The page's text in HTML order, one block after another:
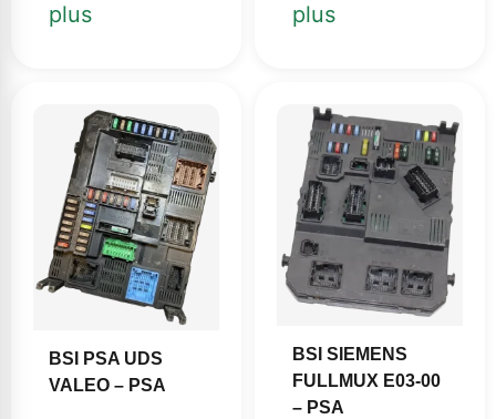
plus
plus
BSI PSA UDS
VALEO – PSA
BSI SIEMENS
FULLMUX E03-00
– PSA